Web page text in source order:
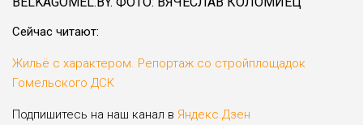
Сейчас читают:
Жильё с характером. Репортаж со стройплощадок
Гомельского ДСК
Подпишитесь на наш канал в Яндекс.Дзен